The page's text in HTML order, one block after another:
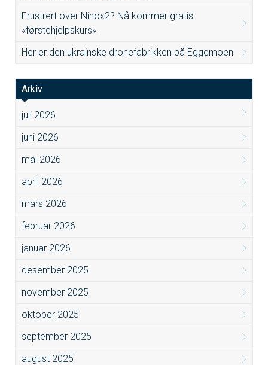
Frustrert over Ninox2? Nå kommer gratis
«førstehjelpskurs»
Her er den ukrainske dronefabrikken på Eggemoen
Arkiv
juli 2026
juni 2026
mai 2026
april 2026
mars 2026
februar 2026
januar 2026
desember 2025
november 2025
oktober 2025
september 2025
august 2025